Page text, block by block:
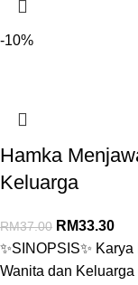
-10%
Hamka
Keluarga
RM37.00 RM33.30
✨SINOPSIS✨
Wanita dan